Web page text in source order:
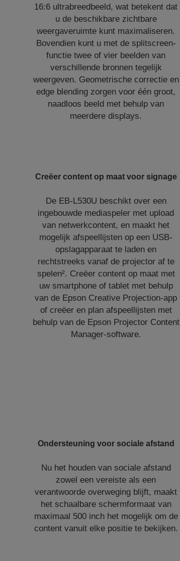
16:6 ultrabreedbeeld, wat betekent dat
u de beschikbare zichtbare
weergaveruimte kunt maximaliseren.
Bovendien kunt u met de splitscreen-
functie twee of vier beelden van
verschillende bronnen tegelijk
weergeven. Geometrische correctie en
edge blending zorgen voor één groot,
naadloos beeld met behulp van
meerdere displays.
Creëer content op maat voor signage
De EB-L530U beschikt over een
ingebouwde mediaspeler met upload
van netwerkcontent, en maakt het
mogelijk afspeellijsten op een USB-
opslagapparaat te laden en
rechtstreeks vanaf de projector af te
spelen². Creëer content op maat met
uw smartphone of tablet met behulp
van de Epson Creative Projection-app
of creëer en plan afspeellijsten met
behulp van de Epson Projector Content
Manager-software.
Ondersteuning voor sociale afstand
Nu het houden van sociale afstand
zowel een vereiste als een
verantwoorde overweging blijft, maakt
het schaalbare schermformaat van
maximaal 500 inch het mogelijk om de
content vanuit elke positie te bekijken.